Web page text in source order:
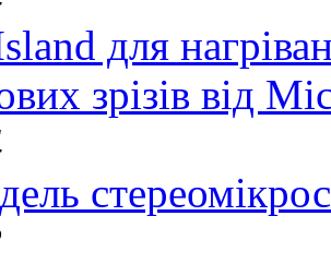
для
зрізів від